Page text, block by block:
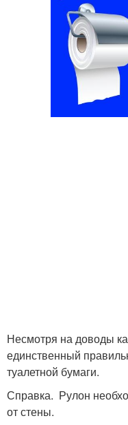
Несмотря на доводы
единственный
туалетной бумаги.
Справка. Рулон
от стены.